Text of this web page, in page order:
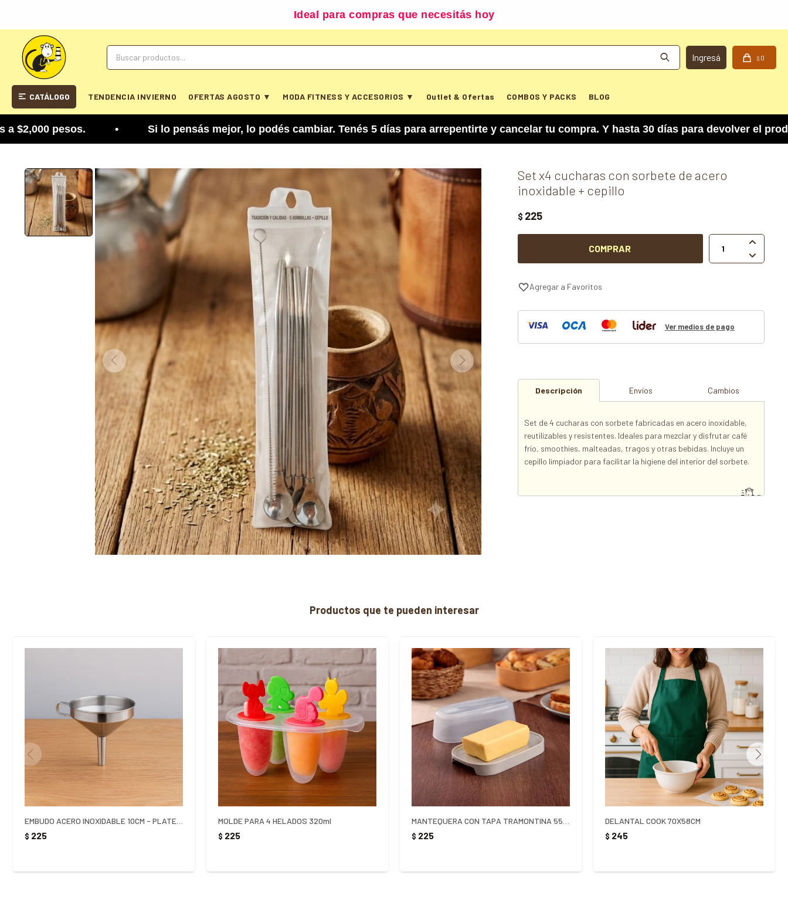
Ideal para compras que necesitás hoy
CATÁLOGO TENDENCIA INVIERNO OFERTAS AGOSTO ▼ MODA FITNESS Y ACCESORIOS ▼ Outlet & Ofertas COMBOS Y PACKS BLOG
$ 0
pesos. • Si lo pensás mejor, lo podés cambiar. Tenés 5 días para arrepentirte y cancelar tu compra. Y hasta 30 días para devolver el
Set x4 cucharas con sorbete de acero
inoxidable + cepillo
$ 225
COMPRAR


Ver medios de pago
Descripción Envíos Cambios
Set de 4 cucharas con sorbete fabricadas en acero inoxidable,
reutilizables y resistentes. Ideales para mezclar y disfrutar café
frío, smoothies, malteadas, tragos y otras bebidas. Incluye un
cepillo limpiador para facilitar la higiene del interior del sorbete.
Productos que te pueden interesar
$ 225
MOLDE PARA 4 HELADOS 320ml
$ 225 $ 225
DELANTAL COOK 70X58CM
$ 245